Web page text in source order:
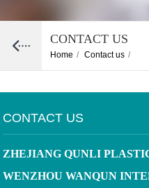
CONTACT US
Home / Contact us /
CONTACT US
ZHEJIANG QUNLI
WENZHOU WANQUN